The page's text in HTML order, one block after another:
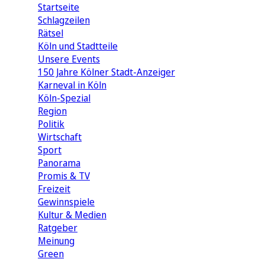
Startseite
Schlagzeilen
Rätsel
Köln und Stadtteile
Unsere Events
150 Jahre Kölner Stadt-Anzeiger
Karneval in Köln
Köln-Spezial
Region
Politik
Wirtschaft
Sport
Panorama
Promis & TV
Freizeit
Gewinnspiele
Kultur & Medien
Ratgeber
Meinung
Green